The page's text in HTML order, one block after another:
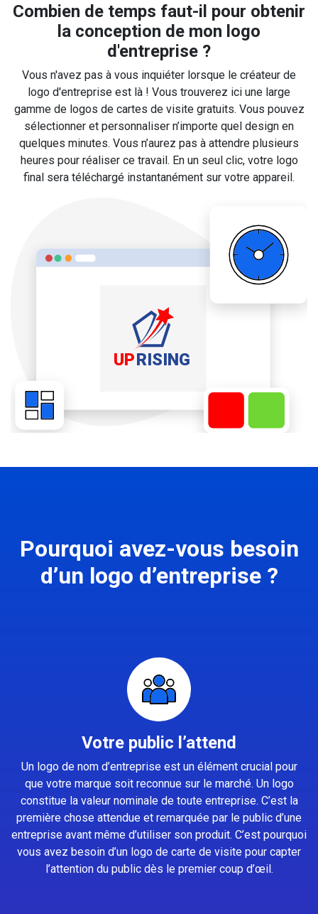
Combien de temps faut-il pour obtenir
la conception de mon logo
d'entreprise ?
Vous n'avez pas à vous inquiéter lorsque le créateur de
logo d'entreprise est là ! Vous trouverez ici une large
gamme de logos de cartes de visite gratuits. Vous pouvez
sélectionner et personnaliser n’importe quel design en
quelques minutes. Vous n’aurez pas à attendre plusieurs
heures pour réaliser ce travail. En un seul clic, votre logo
final sera téléchargé instantanément sur votre appareil.
Pourquoi avez-vous besoin
d’un logo d’entreprise ?
Votre public l’attend
Un logo de nom d’entreprise est un élément crucial pour
que votre marque soit reconnue sur le marché. Un logo
constitue la valeur nominale de toute entreprise. C’est la
première chose attendue et remarquée par le public d’une
entreprise avant même d’utiliser son produit. C’est pourquoi
vous avez besoin d’un logo de carte de visite pour capter
l’attention du public dès le premier coup d’œil.